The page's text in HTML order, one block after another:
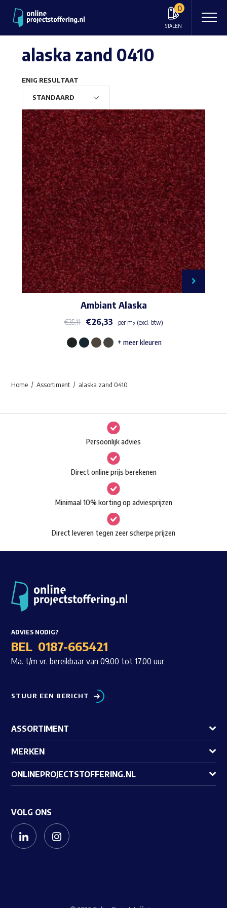
0
STALEN
Waar ben je naar op zoek?
alaska zand 0410
ENIG RESULTAAT
Ambiant Alaska
€35,11 €26,33 per m² (excl. btw)
Dit
Deze
optie
kan
gekozen
worden
op
de
productpagina
+ meer kleuren
Home Assortiment alaska zand 0410
Persoonlijk advies
Direct online prijs berekenen
Minimaal 10% korting op adviesprijzen
Direct leveren tegen zeer scherpe prijzen
ADVIES NODIG?
BEL 0187-665421
Ma. t/m vr. bereikbaar van 09.00 tot 17.00 uur
STUUR EEN BERICHT
ASSORTIMENT
MERKEN
ONLINEPROJECTSTOFFERING.NL
VOLG ONS